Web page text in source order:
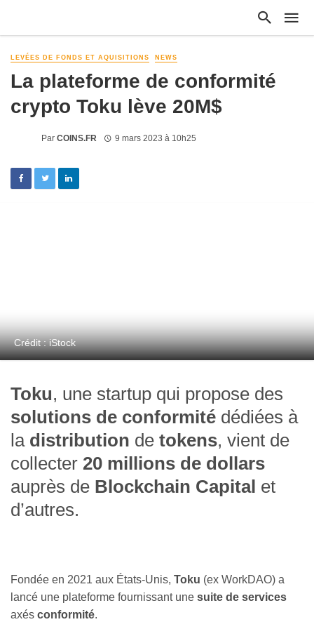
LEVÉES DE FONDS ET AQUISITIONS NEWS
La plateforme de conformité
crypto Toku lève 20M$
Par COINS.FR 9 mars 2023 à 10h25
Crédit : iStock
Toku, une startup qui propose des
solutions de conformité dédiées à
la distribution de tokens, vient de
collecter 20 millions de dollars
auprès de Blockchain Capital et
d’autres.
Fondée en 2021 aux États-Unis, Toku (ex WorkDAO) a
lancé une plateforme fournissant une suite de services
axés conformité.